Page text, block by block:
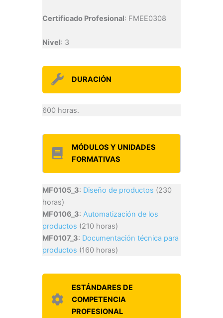
Certificado Profesional: FMEE0308
Nivel: 3
DURACIÓN
600 horas.
MÓDULOS Y UNIDADES
FORMATIVAS
MF0105_3: Diseño de productos (230
horas)
MF0106_3: Automatización de los
productos (210 horas)
MF0107_3: Documentación técnica para
productos (160 horas)
ESTÁNDARES DE
COMPETENCIA
PROFESIONAL